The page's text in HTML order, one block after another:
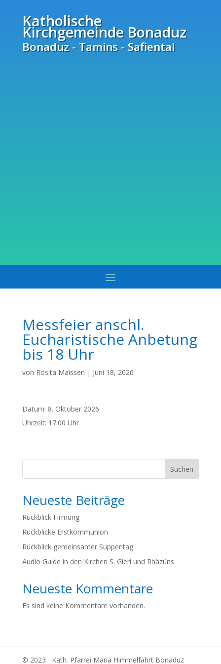
Katholische
Kirchgemeinde Bonaduz
Bonaduz - Tamins - Safiental
Messfeier anschl.
Eucharistische Anbetung
bis 18 Uhr
von Rosita Maissen | Juni 18, 2026
Datum: 8. Oktober 2026
Uhrzeit: 17:00 Uhr
Suchen
Neueste Beiträge
Rückblick Firmung
Rückblicke Erstkommunion
Rückblick gemeinsamer Suppentag
Audio Guide in den Kirchen S. Gieri und Rhäzüns
Neueste Kommentare
Es sind keine Kommentare vorhanden.
© 2023 Kath. Pfarrei Mariä Himmelfahrt Bonaduz